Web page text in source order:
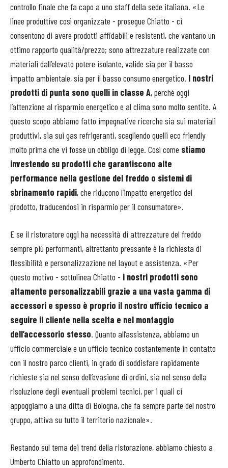
controllo finale che fa capo a uno staff della sede italiana. «Le
linee produttive così organizzate - prosegue Chiatto - ci
consentono di avere prodotti affidabili e resistenti, che vantano un
ottimo rapporto qualità/prezzo; sono attrezzature realizzate con
materiali dall’elevato potere isolante, valide sia per il basso
impatto ambientale, sia per il basso consumo energetico. I nostri
prodotti di punta sono quelli in classe A, perché oggi
l’attenzione al risparmio energetico e al clima sono molto sentite. A
questo scopo abbiamo fatto impegnative ricerche sia sui materiali
produttivi, sia sui gas refrigeranti, scegliendo quelli eco friendly
molto prima che vi fosse un obbligo di legge. Così come stiamo
investendo su prodotti che garantiscono alte
performance nella gestione del freddo o sistemi di
sbrinamento rapidi, che riducono l’impatto energetico del
prodotto, traducendosi in risparmio per il consumatore».
E se il ristoratore oggi ha necessità di attrezzature del freddo
sempre più performanti, altrettanto pressante è la richiesta di
flessibilità e personalizzazione nel layout e assistenza. «Per
questo motivo - sottolinea Chiatto - i nostri prodotti sono
altamente personalizzabili grazie a una vasta gamma di
accessori e spesso è proprio il nostro ufficio tecnico a
seguire il cliente nella scelta e nel montaggio
dell’accessorio stesso. Quanto all’assistenza, abbiamo un
ufficio commerciale e un ufficio tecnico costantemente in contatto
con il nostro parco clienti, in grado di soddisfare rapidamente
richieste sia nel senso dell’evasione di ordini, sia nel senso della
risoluzione degli eventuali problemi tecnici, per i quali ci
appoggiamo a una ditta di Bologna, che fa sempre parte del nostro
gruppo, attiva su tutto il territorio nazionale».
Restando sul tema dei trend della ristorazione, abbiamo chiesto a
Umberto Chiatto un approfondimento.